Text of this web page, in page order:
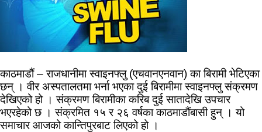
काठमाडौं – राजधानीमा स्वाइनफ्लु (एचवानएनवान) का बिरामी भेटिएका
छन् । वीर अस्पतालतमा भर्ना भएका दुई बिरामीमा स्वाइनफ्लु संक्रमण
देखिएको हो । संक्रमण बिरामीका करिब दुई सातादेखि उपचार
भएरहेको छ । संक्रमित १५ र २६ वर्षका काठमाडौंबासी हुन् । यो
समाचार आजको कान्तिपुरबाट लिएको हो ।